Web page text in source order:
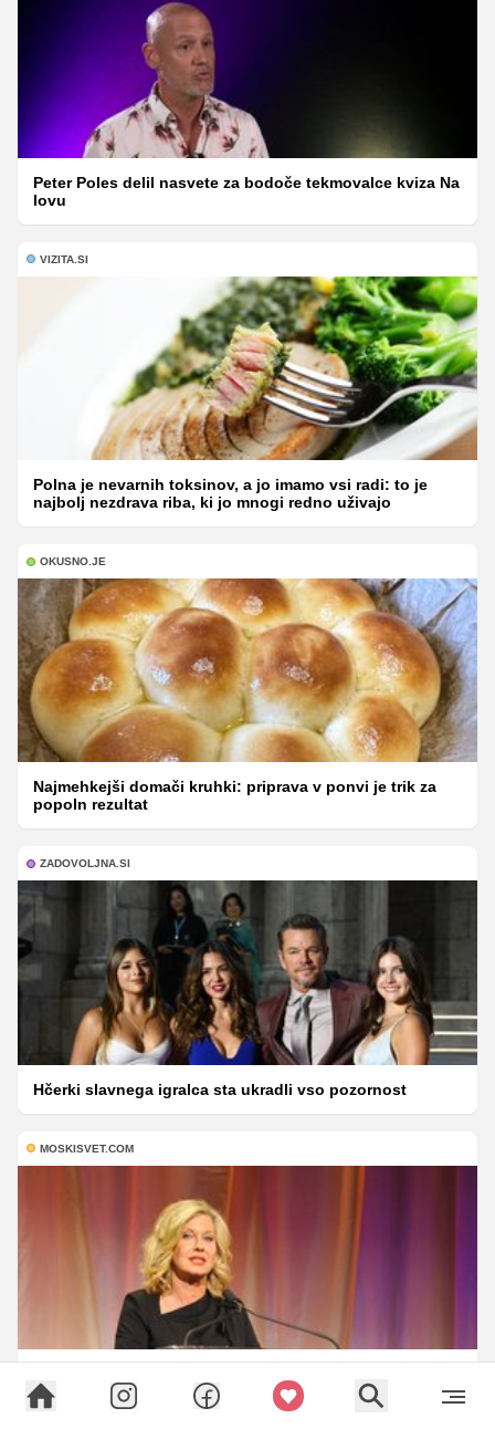
Peter Poles delil nasvete za bodoče tekmovalce kviza Na
lovu
VIZITA.SI
Polna je nevarnih toksinov, a jo imamo vsi radi: to je
najbolj nezdrava riba, ki jo mnogi redno uživajo
OKUSNO.JE
Najmehkejši domači kruhki: priprava v ponvi je trik za
popoln rezultat
ZADOVOLJNA.SI
Hčerki slavnega igralca sta ukradli vso pozornost
MOSKISVET.COM
nato je prišla še ena tragedija